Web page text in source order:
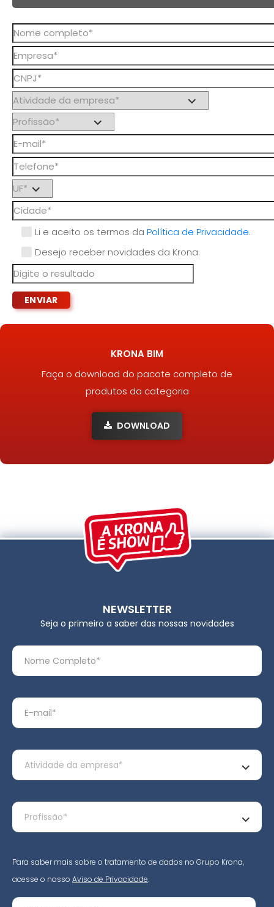
Li e aceito os termos da Política de Privacidade.
Desejo receber novidades da Krona.
KRONA BIM
Faça o download do pacote completo de
produtos da categoria
DOWNLOAD
NEWSLETTER
Seja o primeiro a saber das nossas novidades
Para saber mais sobre o tratamento de dados no Grupo Krona,
acesse o nosso Aviso de Privacidade.